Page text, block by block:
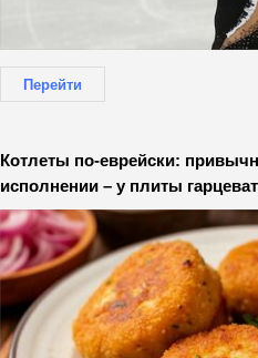
Перейти
Котлеты по-еврейски:
исполнении – у плиты